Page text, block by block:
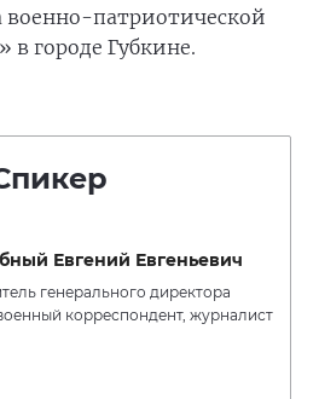
патриотической
в городе Губкине.
Евгений Евгеньевич
генерального директора
корреспондент, журналист